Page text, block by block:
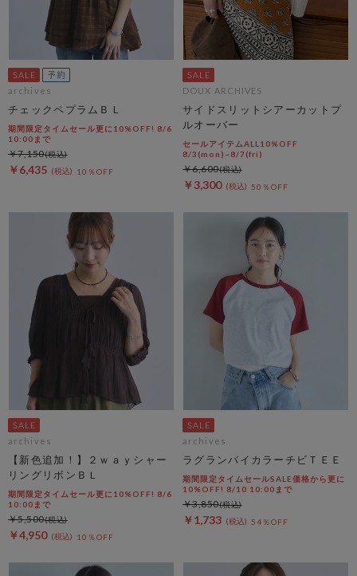
archives
チェックペプラムＢＬ
期間限定タイムセール更に10%OFF! 8/6
10:00まで
￥6,435 10％OFF
￥7,150
DOUX ARCHIVES
サイドスリットシアーカットプ
ルオーバー
セールアイテムALL10%OFF
8/3(mon)~8/7(fri)
￥3,300 50％OFF
￥6,600
archives
【新色追加！】２ｗａｙシャー
リングリボンＢＬ
期間限定タイムセール更に10%OFF! 8/6
10:00まで
￥4,950 10％OFF
￥5,500
archives
ラグランバイカラーチビＴＥＥ
期間限定タイムセールSALE価格から更に
10%OFF! 8/10 10:00まで
￥1,733 54％OFF
￥3,850